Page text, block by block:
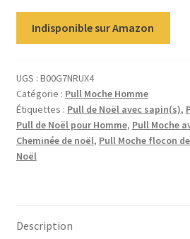
Indisponible sur Amazon
UGS : B00G7NRUX4
Catégorie : Pull Moche Homme
Étiquettes : Pull de Noël avec sapin(s),
Pull de Noël pour Homme, Pull Moche
Cheminée de noël, Pull Moche flocon
Noël
Description